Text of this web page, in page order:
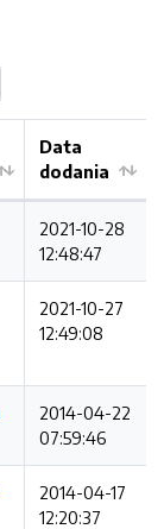
Data
dodania
2021-10-28
12:48:47
2021-10-27
12:49:08
2014-04-22
07:59:46
2014-04-17
12:20:37